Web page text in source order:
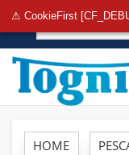
⚠ CookieFirst
HOME